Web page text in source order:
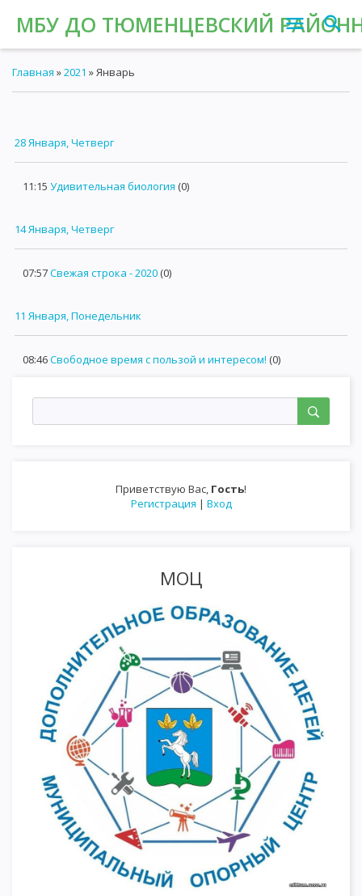
МБУ ДО ТЮМЕНЦЕВСКИЙ
Приветствую Вас, Гость!
Регистрация | Вход
МОЦ
Главная »2021 »Январь
28 Января, Четверг
11:15 Удивительная биология (0)
14 Января, Четверг
07:57Свежая строка - 2020 (0)
11 Января, Понедельник
08:46Свободное время с пользой и интересом! (0)